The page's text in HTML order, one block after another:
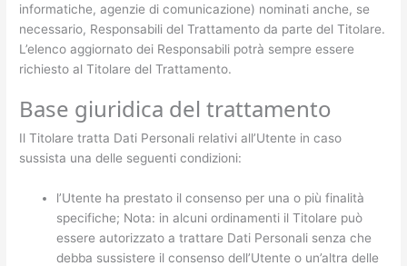
informatiche, agenzie di comunicazione) nominati anche, se
necessario, Responsabili del Trattamento da parte del Titolare.
L’elenco aggiornato dei Responsabili potrà sempre essere
richiesto al Titolare del Trattamento.
Base giuridica del trattamento
Il Titolare tratta Dati Personali relativi all’Utente in caso
sussista una delle seguenti condizioni:
l’Utente ha prestato il consenso per una o più finalità
specifiche; Nota: in alcuni ordinamenti il Titolare può
essere autorizzato a trattare Dati Personali senza che
debba sussistere il consenso dell’Utente o un’altra delle